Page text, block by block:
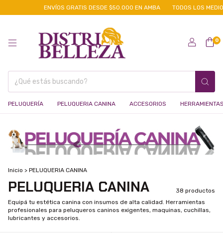
ENVÍOS GRATIS DESDE $50.000 EN AMBA TODOS LOS MEDIOS DE
0
PELUQUERÍA PELUQUERIA CANINA ACCESORIOS
Inicio > PELUQUERIA CANINA
PELUQUERIA CANINA
38 productos
Equipá tu estética canina con insumos de alta calidad. Herramientas
profesionales para peluqueros caninos exigentes, maquinas, cuchillas,
lubricantes y accesorios.